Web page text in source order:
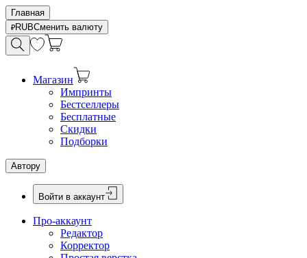
Главная
RUBСменить валюту
Магазин
Импринты
Бестселлеры
Бесплатные
Скидки
Подборки
Автору
Войти в аккаунт
Про-аккаунт
Редактор
Корректор